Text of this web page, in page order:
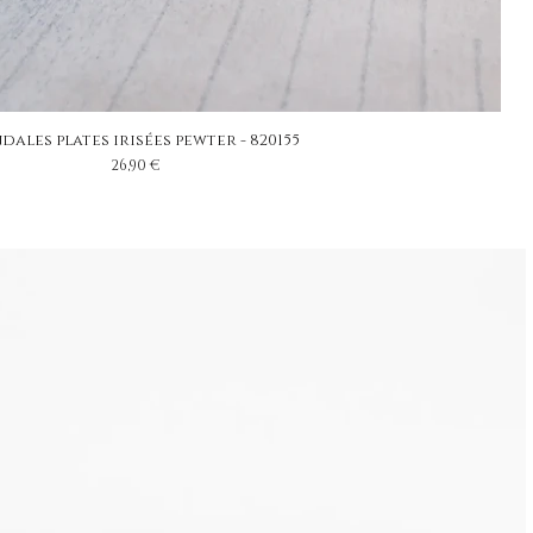
plates irisées pewter - 820155
Prix
26,90 €